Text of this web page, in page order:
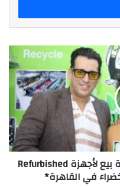
*منصة Dr. Weee تفتتح أول نقطة بيع لأجهزة Refurbished
في القاهرة*